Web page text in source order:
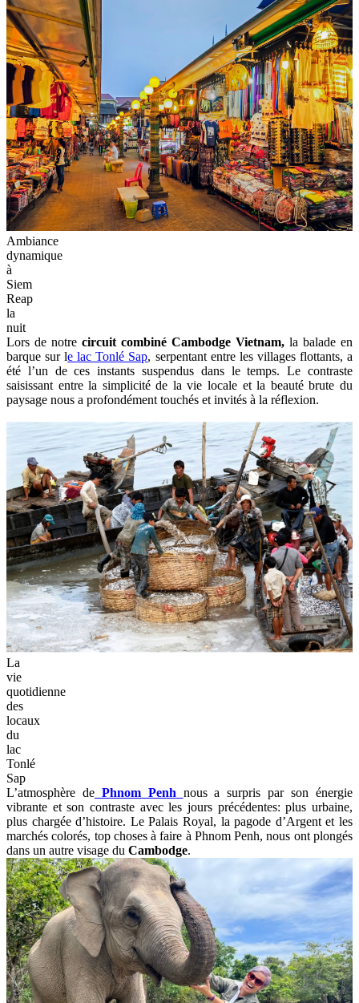
Ambiance
dynamique
à
Siem
Reap
la
nuit
Lors de notre circuit combiné Cambodge Vietnam, la balade en
barque sur le lac Tonlé Sap, serpentant entre les villages flottants, a
été l’un de ces instants suspendus dans le temps. Le contraste
saisissant entre la simplicité de la vie locale et la beauté brute du
paysage nous a profondément touchés et invités à la réflexion.
La
vie
quotidienne
des
locaux
du
lac
Tonlé
Sap
L’atmosphère dePhnom Penh nous a surpris par son énergie
vibrante et son contraste avec les jours précédentes: plus urbaine,
plus chargée d’histoire. Le Palais Royal, la pagode d’Argent et les
marchés colorés, top choses à faire à Phnom Penh, nous ont plongés
dans un autre visage du Cambodge.